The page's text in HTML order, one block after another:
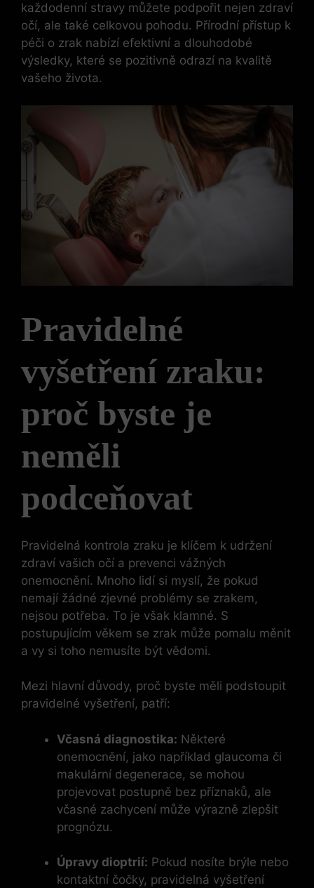
každodenní stravy můžete podpořit nejen zdraví
očí, ale také celkovou pohodu. Přírodní přístup k
péči o zrak nabízí efektivní a dlouhodobé
výsledky, které se pozitivně odrazí na kvalitě
vašeho života.
Pravidelné
vyšetření zraku:
proč byste je
neměli
podceňovat
Pravidelná kontrola zraku je klíčem k udržení
zdraví vašich očí a prevenci vážných
onemocnění. Mnoho lidí si myslí, že pokud
nemají žádné zjevné problémy se zrakem,
nejsou potřeba. To je však klamné. S
postupujícím věkem se zrak může pomalu měnit
a vy si toho nemusíte být vědomi.
Mezi hlavní důvody, proč byste měli podstoupit
pravidelné vyšetření, patří:
Včasná diagnostika: Některé
onemocnění, jako například glaucoma či
makulární degenerace, se mohou
projevovat postupně bez příznaků, ale
včasné zachycení může výrazně zlepšit
prognózu.
Úpravy dioptrií: Pokud nosíte brýle nebo
kontaktní čočky, pravidelná vyšetření